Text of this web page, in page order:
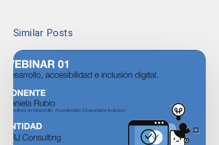
Similar Posts
WEBINAR
01
#dicaTIC​
–
Desarrollo,
accesibilidad
e
inclusión